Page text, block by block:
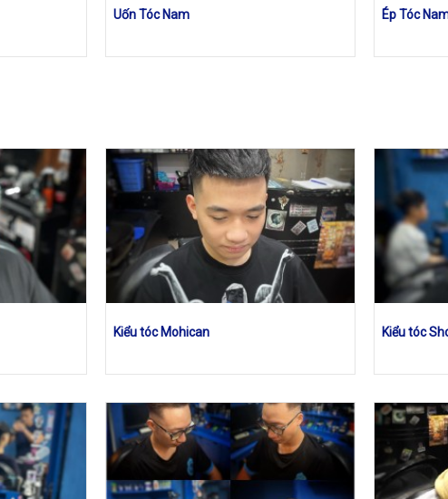
Uốn Tóc Nam Ép Tóc
Kiểu tóc Mohican Kiểu tóc